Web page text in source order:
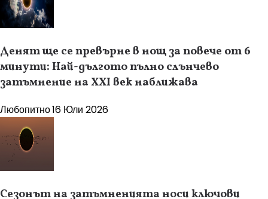
Денят ще се превърне в нощ за повече от 6
минути: Най-дългото пълно слънчево
затъмнение на XXI век наближава
Любопитно16 Юли 2026
Сезонът на затъмненията носи ключови